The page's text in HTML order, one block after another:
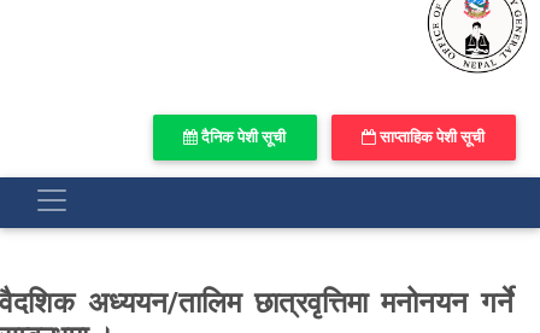
दैनिक पेशी सूची साप्ताहिक पेशी सूची
वैदशिक अध्ययन/तालिम छात्रवृत्तिमा मनोनयन गर्ने